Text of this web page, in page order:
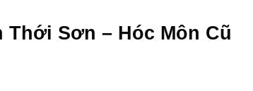
Thới Sơn – Hóc Môn Cũ